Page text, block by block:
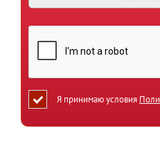
Я принимаю условия